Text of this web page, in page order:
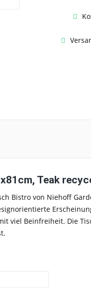
Teak
Bistro von Niehoff
viel Beinfreiheit. Die